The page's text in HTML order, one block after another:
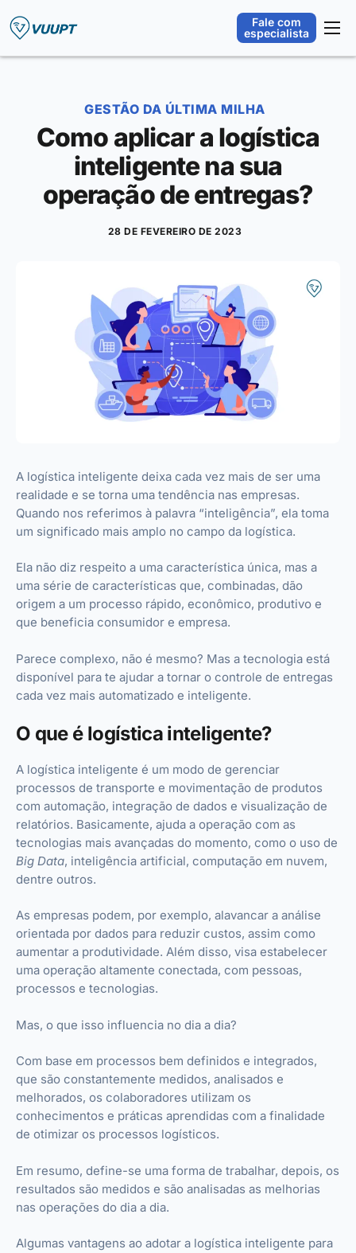
Plataforma
Integrações
Fale com
especialista
GESTÃO DA ÚLTIMA MILHA
Como aplicar a logística
inteligente na sua
operação de entregas?
28 DE FEVEREIRO DE 2023
A logística inteligente deixa cada vez mais de ser uma
realidade e se torna uma tendência nas empresas.
Quando nos referimos à palavra “inteligência”, ela toma
um significado mais amplo no campo da logística.
Ela não diz respeito a uma característica única, mas a
uma série de características que, combinadas, dão
origem a um processo rápido, econômico, produtivo e
que beneficia consumidor e empresa.
Parece complexo, não é mesmo? Mas a tecnologia está
disponível para te ajudar a tornar o controle de entregas
cada vez mais automatizado e inteligente.
O que é logística inteligente?
A logística inteligente é um modo de gerenciar
processos de transporte e movimentação de produtos
com automação, integração de dados e visualização de
relatórios. Basicamente, ajuda a operação com as
tecnologias mais avançadas do momento, como o uso de
Big Data, inteligência artificial, computação em nuvem,
dentre outros.
As empresas podem, por exemplo, alavancar a análise
orientada por dados para reduzir custos, assim como
aumentar a produtividade. Além disso, visa estabelecer
uma operação altamente conectada, com pessoas,
processos e tecnologias.
Mas, o que isso influencia no dia a dia?
Com base em processos bem definidos e integrados,
que são constantemente medidos, analisados e
melhorados, os colaboradores utilizam os
conhecimentos e práticas aprendidas com a finalidade
de otimizar os processos logísticos.
Em resumo, define-se uma forma de trabalhar, depois, os
resultados são medidos e são analisadas as melhorias
nas operações do dia a dia.
Algumas vantagens ao adotar a logística inteligente para